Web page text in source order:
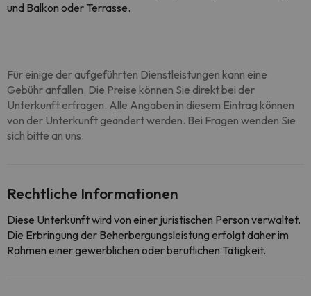
und Balkon oder Terrasse.
Für einige der aufgeführten Dienstleistungen kann eine
Gebühr anfallen. Die Preise können Sie direkt bei der
Unterkunft erfragen. Alle Angaben in diesem Eintrag können
von der Unterkunft geändert werden. Bei Fragen wenden Sie
sich bitte an uns.
Rechtliche Informationen
Diese Unterkunft wird von einer juristischen Person verwaltet.
Die Erbringung der Beherbergungsleistung erfolgt daher im
Rahmen einer gewerblichen oder beruflichen Tätigkeit.